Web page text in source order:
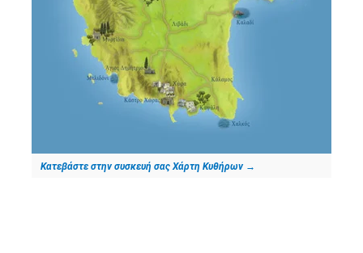
Κατεβάστε στην συσκευή σας Χάρτη Κυθήρων →